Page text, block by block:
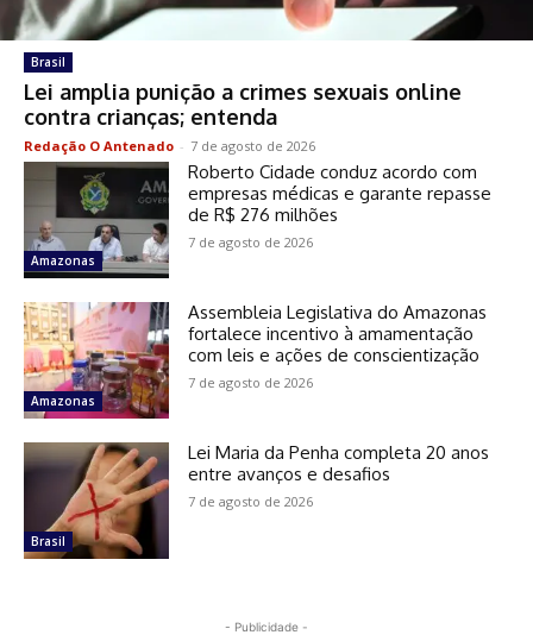
Brasil
Lei amplia punição a crimes sexuais online
contra crianças; entenda
Redação O Antenado - 7 de agosto de 2026
Amazonas
Roberto Cidade conduz acordo com
empresas médicas e garante repasse
de R$ 276 milhões
7 de agosto de 2026
Amazonas
Assembleia Legislativa do Amazonas
fortalece incentivo à amamentação
com leis e ações de conscientização
7 de agosto de 2026
Brasil
Lei Maria da Penha completa 20 anos
entre avanços e desafios
7 de agosto de 2026
- Publicidade -